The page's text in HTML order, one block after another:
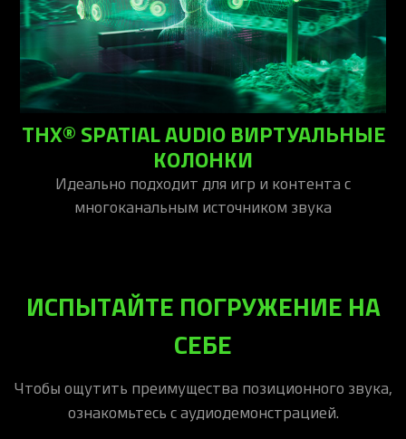
THX® SPATIAL AUDIO ВИРТУАЛЬНЫЕ
КОЛОНКИ
Идеально подходит для игр и контента с
многоканальным источником звука
ИСПЫТАЙТЕ ПОГРУЖЕНИЕ НА
СЕБЕ
Чтобы ощутить преимущества позиционного звука,
ознакомьтесь с аудиодемонстрацией.